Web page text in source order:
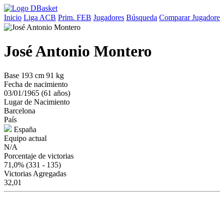
Inicio Liga ACB Prim. FEB Jugadores Búsqueda Comparar
José Antonio Montero
Base 193 cm 91 kg
Fecha de nacimiento
03/01/1965 (61 años)
Lugar de Nacimiento
Barcelona
País
España
Equipo actual
N/A
Porcentaje de victorias
71,0% (331 - 135)
Victorias Agregadas
32,01